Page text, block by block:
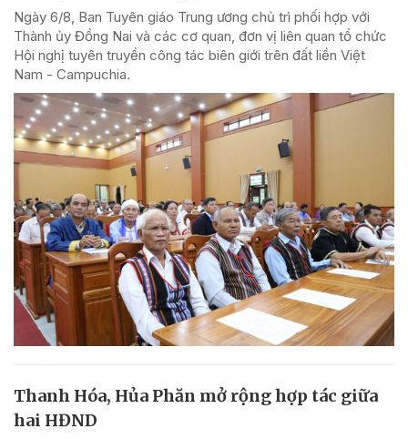
Ngày 6/8, Ban Tuyên giáo Trung ương chủ trì phối hợp với
Thành ủy Đồng Nai và các cơ quan, đơn vị liên quan tổ chức
Hội nghị tuyên truyền công tác biên giới trên đất liền Việt
Nam - Campuchia.
Thanh Hóa, Hủa Phăn mở rộng hợp tác giữa
hai HĐND